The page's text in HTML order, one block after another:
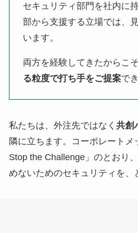
セキュリティ部門を社内に
部から支援する立場では、
います。
両方を経験してきたからこそ
る粒度で打ち手をご提案で
私たちは、外注先ではなく 共創
隣に立ちます。コーポレートメ
Stop the Challenge」のとおり
めないためのセキュリティを、